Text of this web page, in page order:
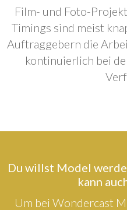
Film- und Foto-
Timings sind meist
Auftraggebern die
kontinuierlich bei
Du willst Model
kann
Um bei Wondercast